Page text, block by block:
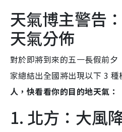
天氣博主警告
天氣分佈
對於即將到來的五一長假前
家總結出全國將出現以下 3 種
人，快看看你的目的地天氣：
1. 北方：大風